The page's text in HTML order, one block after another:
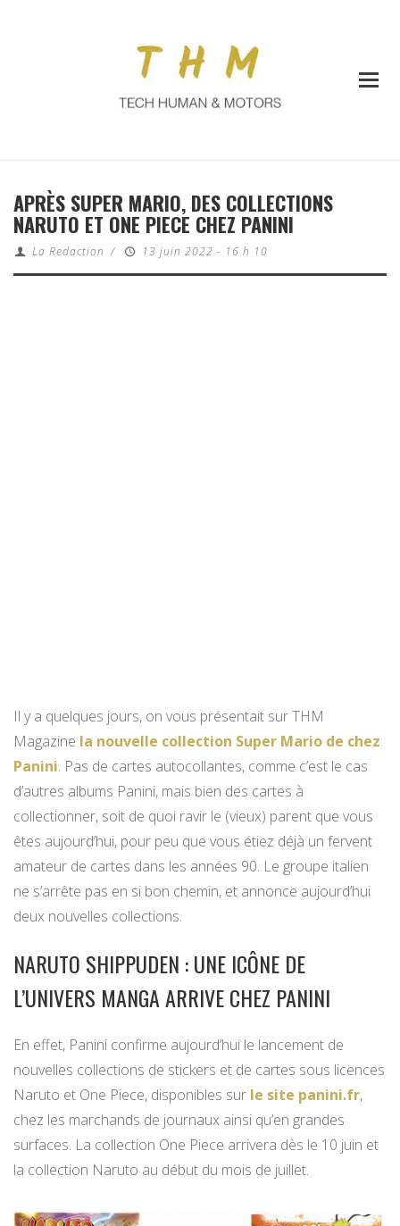
APRÈS SUPER MARIO, DES COLLECTIONS
NARUTO ET ONE PIECE CHEZ PANINI
La Redaction / 13 juin 2022 - 16 h 10
Il y a quelques jours, on vous présentait sur THM
Magazine la nouvelle collection Super Mario de chez
Panini. Pas de cartes autocollantes, comme c’est le cas
d’autres albums Panini, mais bien des cartes à
collectionner, soit de quoi ravir le (vieux) parent que vous
êtes aujourd’hui, pour peu que vous étiez déjà un fervent
amateur de cartes dans les années 90. Le groupe italien
ne s’arrête pas en si bon chemin, et annonce aujourd’hui
deux nouvelles collections.
NARUTO SHIPPUDEN : UNE ICÔNE DE
L’UNIVERS MANGA ARRIVE CHEZ PANINI
En effet, Panini confirme aujourd’hui le lancement de
nouvelles collections de stickers et de cartes sous licences
Naruto et One Piece, disponibles sur le site panini.fr,
chez les marchands de journaux ainsi qu’en grandes
surfaces. La collection One Piece arrivera dès le 10 juin et
la collection Naruto au début du mois de juillet.